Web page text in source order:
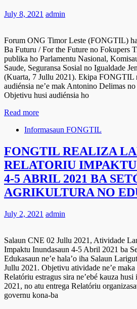
July 8, 2021 admin
Forum ONG Timor Leste (FONGTIL)
Ba Futuru / For the Future no Fokupers
publika ho Parlamentu Nasional,
Saude, Seguransa Sosial no Igualdade
(Kuarta, 7 Jullu 2021). Ekipa FONGTIL
audiénsia ne’e mak Antonino Delimas
Objetivu husi audiénsia ho
Read more
Informasaun FONGTIL
FONGTIL REALIZA
RELATORIU
4-5 ABRIL 2021 BA
AGRIKULTURA NO
July 2, 2021 admin
Salaun CNE 02 Jullu 2021, Atividade
Impaktu Inundasaun 4-5 Abril 2021 ba
Edukasaun ne’e hala’o iha Salaun
Jullu 2021. Objetivu atividade ne’e
Relatóriu estragus sira ne’ebé kauza
2021, no atu entrega Relatóriu
governu kona-ba